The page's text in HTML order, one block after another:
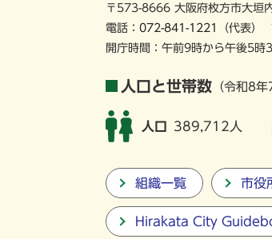
〒573-8666 大阪府枚方市大垣
電話： 072-841-1221 （代表）
開庁時間：午前9時から午後5時
人口と世帯数 （令和8
人口 389,712人
組織一覧 市役
Hirakata City